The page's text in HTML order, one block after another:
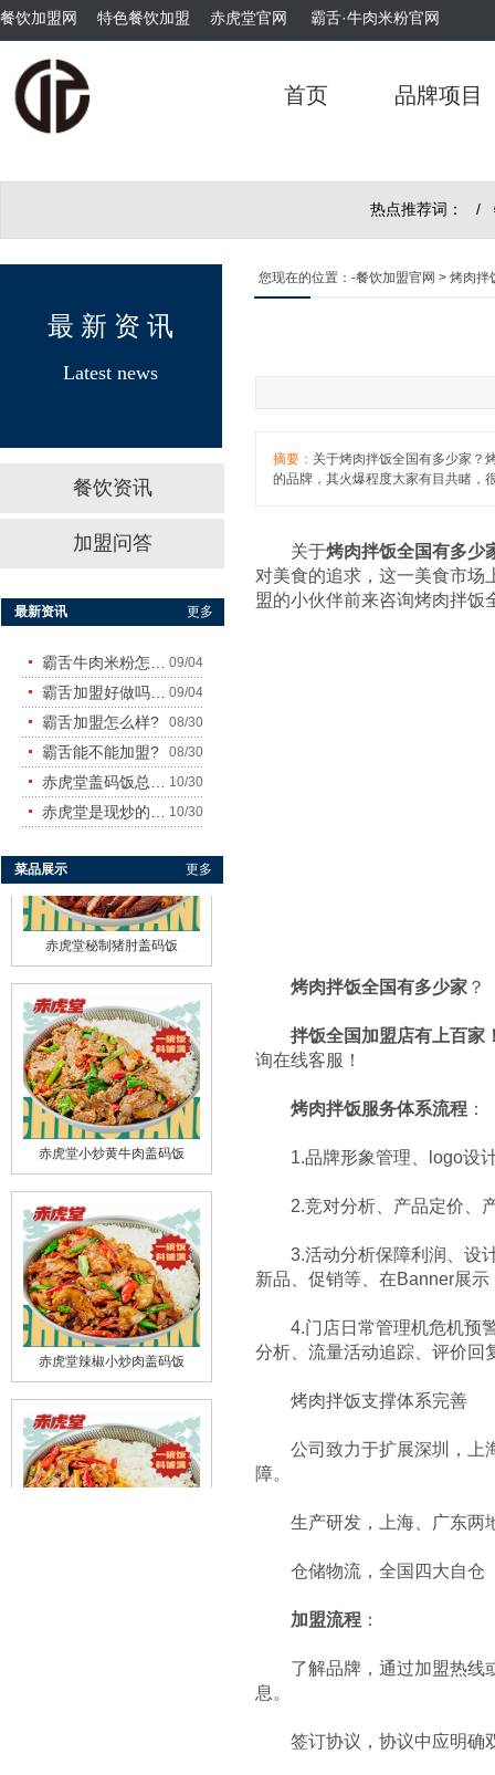
首页 品牌项目
餐饮加盟网 特色餐饮加盟 赤虎堂官网 霸舌·牛肉米粉官网
餐饮资讯
加盟问答
最 新 资 讯
Latest news
热点推荐词： /
摘要： 关于烤肉拌饭全国有多少家？
的品牌，其火爆程度大家有目共睹，
关于烤肉拌饭全国有多少
对美食的追求，这一美食市场
盟的小伙伴前来咨询烤肉拌饭
烤肉拌饭全国有多少家 ？
拌饭全国加盟店有上百家
询在线客服！
烤肉拌饭服务体系流程 ：
1.品牌形象管理、logo设计
2.竞对分析、产品定价、产
3.活动分析保障利润、设计
新品、促销等、在Banner展示
4.门店日常管理机危机预警
分析、流量活动追踪、评价回
烤肉拌饭支撑体系完善
公司致力于扩展深圳，上海
障。
生产研发，上海、广东两地
仓储物流，全国四大自仓
加盟流程 ：
了解品牌，通过加盟热线或
息。
签订协议，协议中应明确双
最新资讯 更多
09/04
09/04
霸舌加盟怎么样? 08/30
霸舌能不能加盟? 08/30
10/30
10/30
菜品展示 更多
霸舌原汤牛肉丸米粉
霸舌酸菜牛肉米粉
赤虎堂干豆角烧肉盖码饭
赤虎堂仔姜肉丝盖码饭
赤虎堂秘制猪肘盖码饭
赤虎堂小炒黄牛肉盖码饭
赤虎堂辣椒小炒肉盖码饭
您现在的位置： -餐饮加盟官网 > 烤肉拌